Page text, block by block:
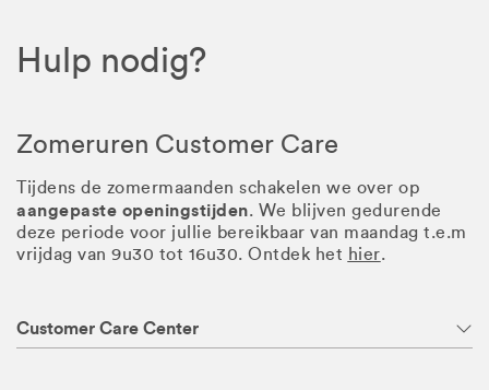
Hulp nodig?
Zomeruren Customer Care
Tijdens de zomermaanden schakelen we over op
aangepaste openingstijden. We blijven gedurende
deze periode voor jullie bereikbaar van maandag t.e.m
vrijdag van 9u30 tot 16u30. Ontdek het hier.
Customer Care Center